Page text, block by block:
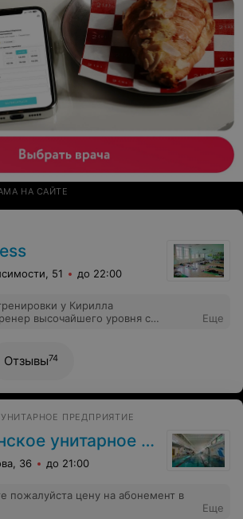
НА САЙТЕ
51 до 22:00
у Кирилла
высочайшего уровня с
к нему. Прекрасная атмосфера в
администраторы. Удобное
Еще
Отзывы74
ПРЕДПРИЯТИЕ
«Комплекс по оказанию услуг им. П. М. Машерова»
36 до 21:00
пожалуйста цену на абонемент в
Еще